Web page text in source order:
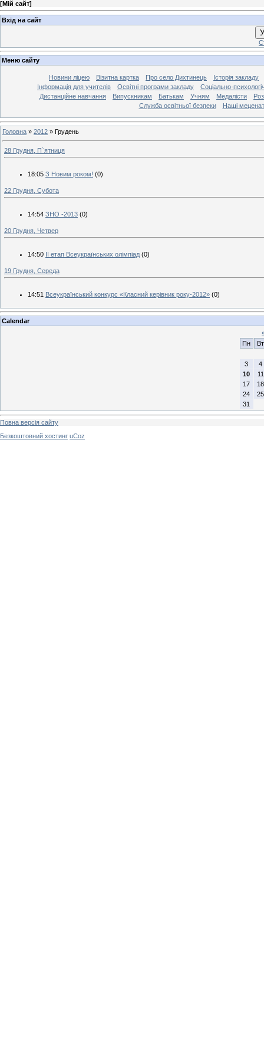
[Мій сайт]
Вхід на сайт
Меню сайту
Новини ліцею Візитна картка Про село Дихтинець
Історія закладу
Інформація для учителів
Освітні програми закладу
Соціально-
Дистанційне навчання
Випускникам Батькам Учням Медалісти
Служба освітньої безпеки
Наші
Головна » 2012 » Грудень
28 Грудня, П`ятниця
18:05 З Новим роком! (0)
22 Грудня, Субота
14:54 ЗНО -2013 (0)
20 Грудня, Четвер
14:50 ІІ етап Всеукраїнських олімпіад (0)
19 Грудня, Середа
14:51 Всеукраїнський конкурс «Класний керівник року-2012» (0)
Calendar
Пн
Вт
3
4
10
11
17
18
24
25
31
Повна версія сайту
Безкоштовний хостинг uCoz